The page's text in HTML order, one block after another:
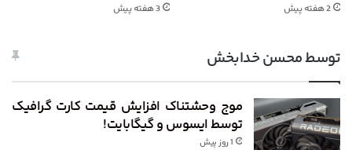
2 هفته پیش 3 هفته پیش
توسط محسن خدابخش
موج وحشتناک افزایش قیمت کارت گرافیک
توسط ایسوس و گیگابایت!
1 روز پیش